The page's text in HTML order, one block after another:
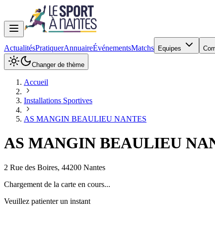
ActualitésPratiquerAnnuaireÉvénementsMatchs Equipes
Changer de thème
Accueil
Installations Sportives
AS MANGIN BEAULIEU NANTES
AS MANGIN BEAULIEU
2 Rue des Boires, 44200 Nantes
Chargement de la carte en cours...
Veuillez patienter un instant